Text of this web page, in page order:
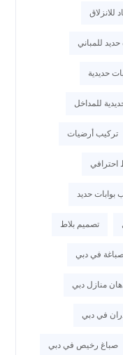
للانزلاق
حديد للمباني
حديدية
للمداخل
تركيب أرضيات
احترافي
بوابات حديد
تصميم بلاط
في دبي
منازل دبي
في دبي
صباغ رخيص في دبي